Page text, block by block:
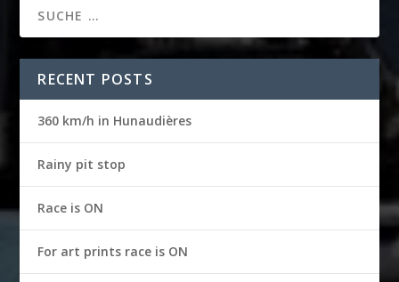
RECENT POSTS
360 km/h in Hunaudières
Rainy pit stop
Race is ON
For art prints race is ON